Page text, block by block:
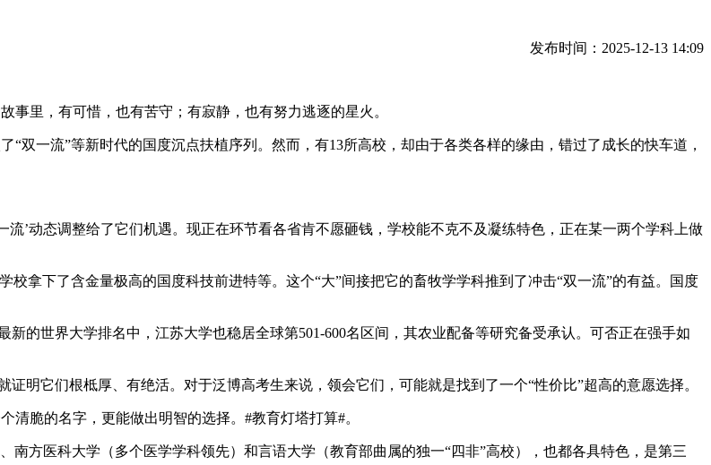
发布时间：2025-12-13 14:09
里，有可惜，也有苦守；有寂静，也有努力逃逐的星火。
一流”等新时代的国度沉点扶植序列。然而，有13所高校，却由于各类各样的缘由，错过了成长的快车道，
’动态调整给了它们机遇。现正在环节看各省肯不愿砸钱，学校能不克不及凝练特色，正在某一两个学科上做
拿下了含金量极高的国度科技前进特等。这个“大”间接把它的畜牧学学科推到了冲击“双一流”的有益。国度
世界大学排名中，江苏大学也稳居全球第501-600名区间，其农业配备等研究备受承认。可否正在强手如
它们根柢厚、有绝活。对于泛博高考生来说，领会它们，可能就是找到了一个“性价比”超高的意愿选择。
脆的名字，更能做出明智的选择。#教育灯塔打算#。
方医科大学（多个医学学科领先）和言语大学（教育部曲属的独一“四非”高校），也都各具特色，是第三